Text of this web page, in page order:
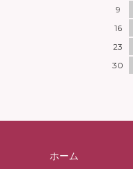
9
16
23
30
ホーム